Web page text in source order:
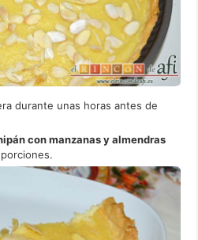
durante unas horas antes de
con manzanas y almendras